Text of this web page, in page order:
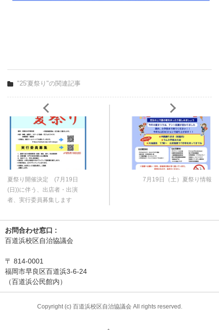
"25'夏祭り"の関連記事
夏祭り開催決定 (7月19日
(日))に伴う、出店者・出演
者、実行委員募集します
7月19日（土）夏祭り情報
お問合わせ窓口 :
百道浜校区自治協議会
〒 814-0001
福岡市早良区百道浜3-6-24
（百道浜公民館内）
Copyright (c) 百道浜校区自治協議会 All rights reserved.